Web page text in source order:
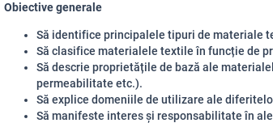
Obiective generale
Să identifice principalele tipuri de materiale
Să clasifice materialele textile în funcție de
Să descrie proprietățile de bază ale
permeabilitate etc.).
Să explice domeniile de utilizare ale
Să manifeste interes și responsabilitate în